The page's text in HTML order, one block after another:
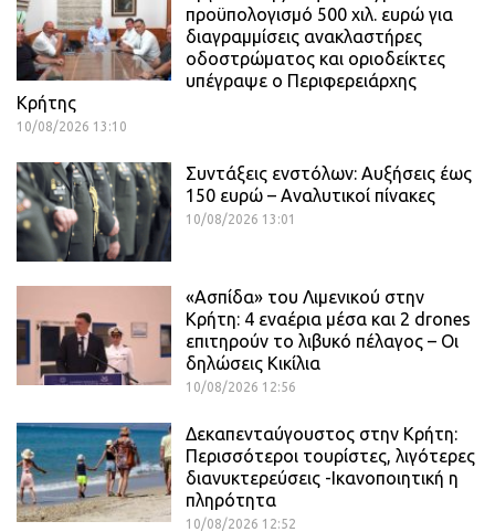
προϋπολογισμό 500 χιλ. ευρώ για
διαγραμμίσεις ανακλαστήρες
οδοστρώματος και οριοδείκτες
υπέγραψε ο Περιφερειάρχης
Κρήτης
10/08/2026 13:10
Συντάξεις ενστόλων: Αυξήσεις έως
150 ευρώ – Αναλυτικοί πίνακες
10/08/2026 13:01
«Ασπίδα» του Λιμενικού στην
Κρήτη: 4 εναέρια μέσα και 2 drones
επιτηρούν το λιβυκό πέλαγος – Οι
δηλώσεις Κικίλια
10/08/2026 12:56
Δεκαπενταύγουστος στην Κρήτη:
Περισσότεροι τουρίστες, λιγότερες
διανυκτερεύσεις -Ικανοποιητική η
πληρότητα
10/08/2026 12:52